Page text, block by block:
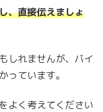
、直接伝えましょ
しれませんが、バイ
っています。
よく考えてください